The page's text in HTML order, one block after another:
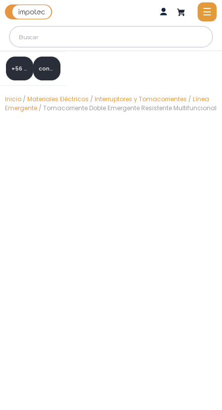
+56 9 8288 0307 contacto@impotec.cl
Inicio / Materiales Eléctricos / Interruptores y Tomacorrientes / Línea
Emergente / Tomacorriente Doble Emergente Resistente Multifuncional